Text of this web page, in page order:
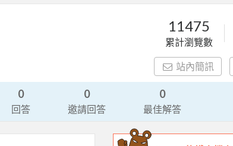
11475
累計瀏覽數
站內簡訊
0
回答
0
邀請回答
0
最佳解答